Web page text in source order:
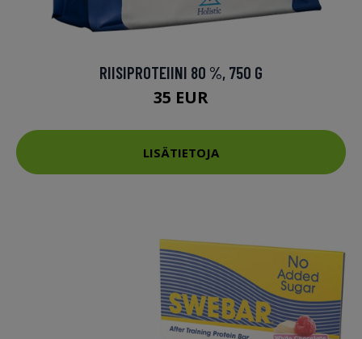
RIISIPROTEIINI 80 %, 750 G
35 EUR
LISÄTIETOJA